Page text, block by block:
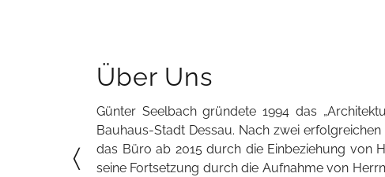
Über Uns
Günter Seelbach gründete 1994 das
Bauhaus-Stadt Dessau. Nach zwei
das Büro ab 2015 durch die Einbeziehung von
seine Fortsetzung durch die Aufnahme von
〈